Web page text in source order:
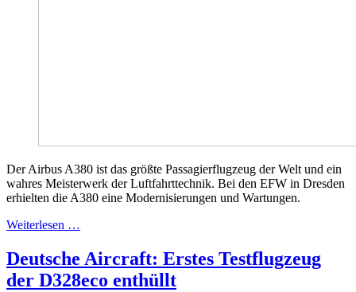
Der Airbus A380 ist das größte Passagierflugzeug der Welt und ein
wahres Meisterwerk der Luftfahrttechnik. Bei den EFW in Dresden
erhielten die A380 eine Modernisierungen und Wartungen.
Weiterlesen …
Deutsche Aircraft: Erstes Testflugzeug
der D328eco enthüllt